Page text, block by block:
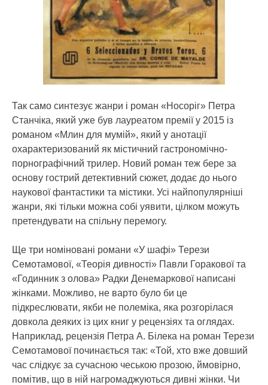
Так само синтезує жанри і роман «Носоріг» Петра
Станчіка, який уже був лауреатом премії у 2015 із
романом «Млин для мумій», який у анотації
охарактеризований як містичний гастрономічно-
порнографічний трилер. Новий роман теж бере за
основу гострий детективний сюжет, додає до нього
наукової фантастики та містики. Усі найпопулярніші
жанри, які тільки можна собі уявити, цілком можуть
претендувати на спільну перемогу.
Ще три номіновані романи «У шафі» Терези
Семотамової, «Теорія дивності» Павли Горакової та
«Годинник з олова» Радки Денемаркової написані
жінками. Можливо, не варто було би це
підкреслювати, якби не полеміка, яка розгорілася
довкола деяких із цих книг у рецензіях та оглядах.
Наприклад, рецензія Петра А. Білека на роман Терези
Семотамової починається так: «Той, хто вже довший
час слідкує за сучасною чеською прозою, ймовірно,
помітив, що в ній нагромаджуються дивні жінки. Чи